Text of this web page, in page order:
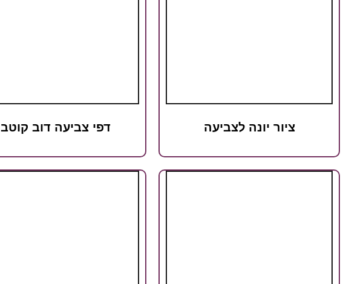
ציור יונה לצביעה דפי צביעה דוב קוטב